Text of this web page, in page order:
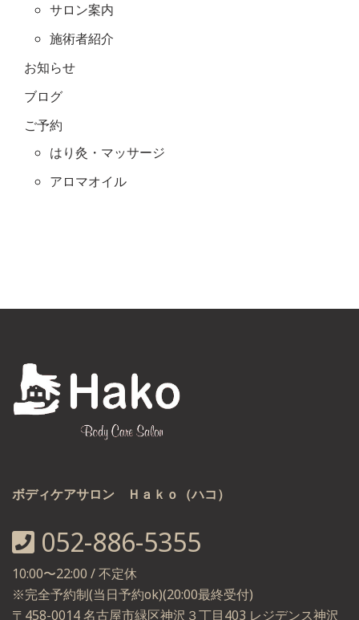
サロン案内
施術者紹介
お知らせ
ブログ
ご予約
はり灸・マッサージ
アロマオイル
ボディケアサロン Ｈａｋｏ（ハコ）
052-886-5355
10:00〜22:00 / 不定休
※完全予約制(当日予約ok)(20:00最終受付)
〒458-0014 名古屋市緑区神沢３丁目403 レジデンス神沢